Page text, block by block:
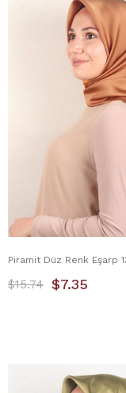
$7.35
$15.74